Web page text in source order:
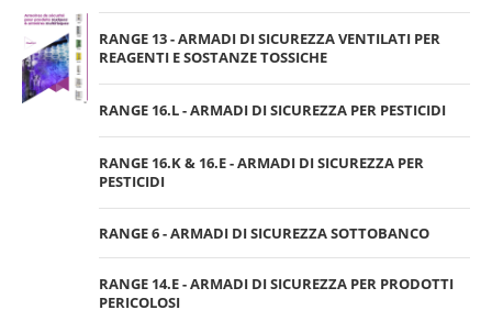
RANGE 13 - ARMADI DI SICUREZZA VENTILATI PER
REAGENTI E SOSTANZE TOSSICHE
RANGE 16.L - ARMADI DI SICUREZZA PER PESTICIDI
RANGE 16.K & 16.E - ARMADI DI SICUREZZA PER
PESTICIDI
RANGE 6 - ARMADI DI SICUREZZA SOTTOBANCO
RANGE 14.E - ARMADI DI SICUREZZA PER PRODOTTI
PERICOLOSI